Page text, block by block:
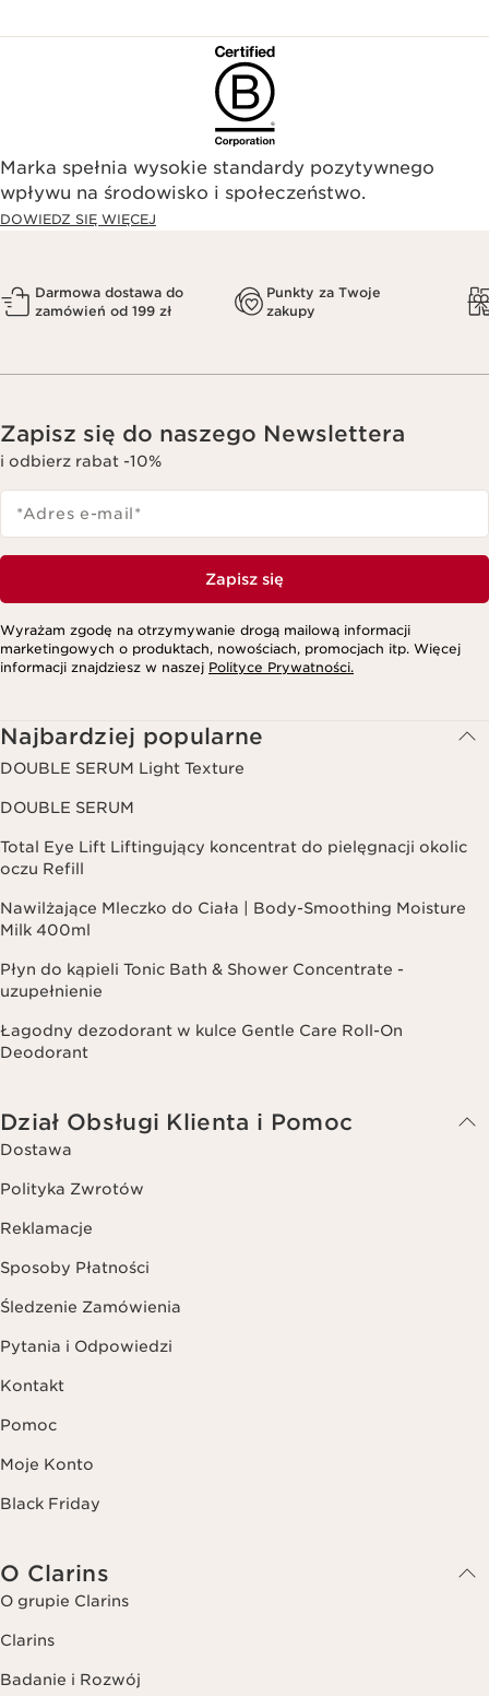
Marka spełnia wysokie standardy pozytywnego
wpływu na środowisko i społeczeństwo.​
DOWIEDZ SIĘ WIĘCEJ
Darmowa dostawa do
zamówień od 199 zł
Punkty za Twoje
zakupy
Zapisz się do naszego Newslettera
i odbierz rabat -10%
*Adres e-mail*
Zapisz się
Wyrażam zgodę na otrzymywanie drogą mailową informacji
marketingowych o produktach, nowościach, promocjach itp. Więcej
informacji znajdziesz w naszej Polityce Prywatności.
Najbardziej popularne
DOUBLE SERUM Light Texture
DOUBLE SERUM
Total Eye Lift Liftingujący koncentrat do pielęgnacji okolic
oczu Refill
Nawilżające Mleczko do Ciała | Body-Smoothing Moisture
Milk 400ml
Płyn do kąpieli Tonic Bath & Shower Concentrate -
uzupełnienie
Łagodny dezodorant w kulce Gentle Care Roll-On
Deodorant
Dział Obsługi Klienta i Pomoc
Dostawa
Polityka Zwrotów
Reklamacje
Sposoby Płatności
Śledzenie Zamówienia
Pytania i Odpowiedzi
Kontakt
Pomoc
Moje Konto
Black Friday
O Clarins
O grupie Clarins
Clarins
Badanie i Rozwój